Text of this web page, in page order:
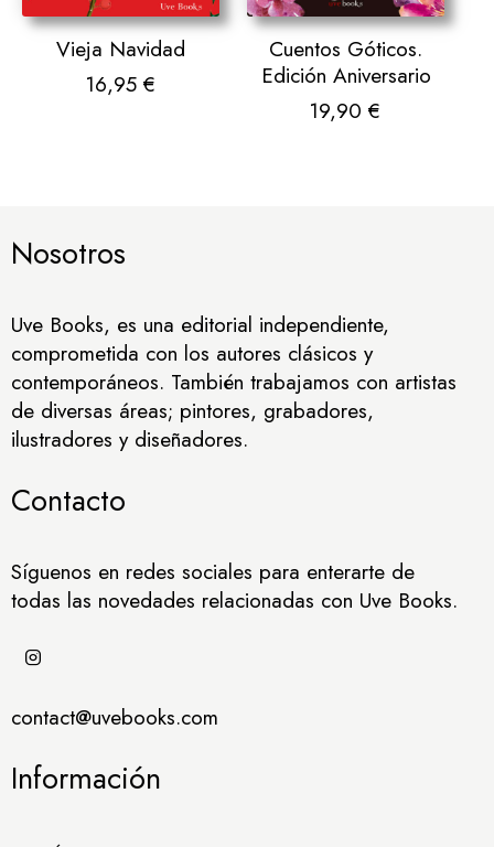
Vieja Navidad
16,95 €
Cuentos Góticos.
Edición Aniversario
19,90 €
Nosotros
Uve Books, es una editorial independiente,
comprometida con los autores clásicos y
contemporáneos. También trabajamos con artistas
de diversas áreas; pintores, grabadores,
ilustradores y diseñadores.
Contacto
Síguenos en redes sociales para enterarte de
todas las novedades relacionadas con Uve Books.
contact@uvebooks.com
Información